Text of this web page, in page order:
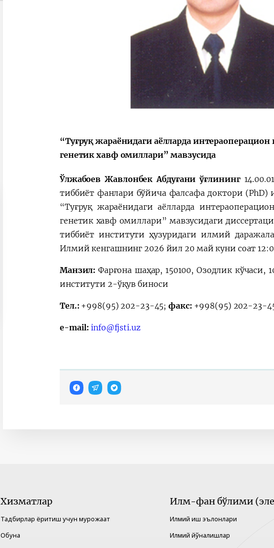
Қытай’ бірінші“Туғруқ жараёнидаги аёлларда
генетик хавф омиллари” мавзусида
Ўлжабоев Жавлонбек Aбдуғани ўғлининг
тиббиёт фанлари бўйича фалсафа доктори
“Туғруқ жараёнидаги аёлларда
генетик хавф омиллари” мавзусидаги
тиббиёт институти ҳузуридаги илмий
Илмий кенгашнинг 2026 йил 20 май куни соат
Манзил: Фарғона шаҳар, 150100, Озодлик
институти 2-ўқув биноси
Тел.: +998(95) 202-23-45; факс: +998(95) 202-23-
e-mail: info@fjsti.uz
Хизматлар
Тадбирлар ёритиш учун мурожаат
Обуна
Илм-фан бўлими
Илмий иш эълонлари
Илмий йўналишлар